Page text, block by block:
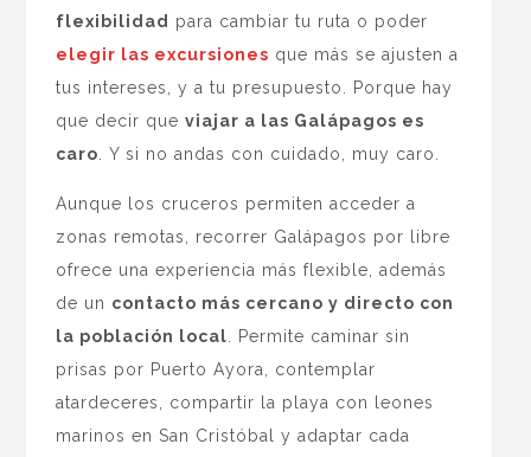
flexibilidad para cambiar tu ruta o poder
elegir las excursiones que más se ajusten a
tus intereses, y a tu presupuesto. Porque hay
que decir queviajar a las Galápagos es
caro . Y si no andas con cuidado, muy caro.
Aunque los cruceros permiten acceder a
zonas remotas, recorrer Galápagos por libre
ofrece una experiencia más flexible, además
de un contacto más cercano y directo con
la población local . Permite caminar sin
prisas por Puerto Ayora, contemplar
atardeceres, compartir la playa con leones
marinos en San Cristóbal y adaptar cada